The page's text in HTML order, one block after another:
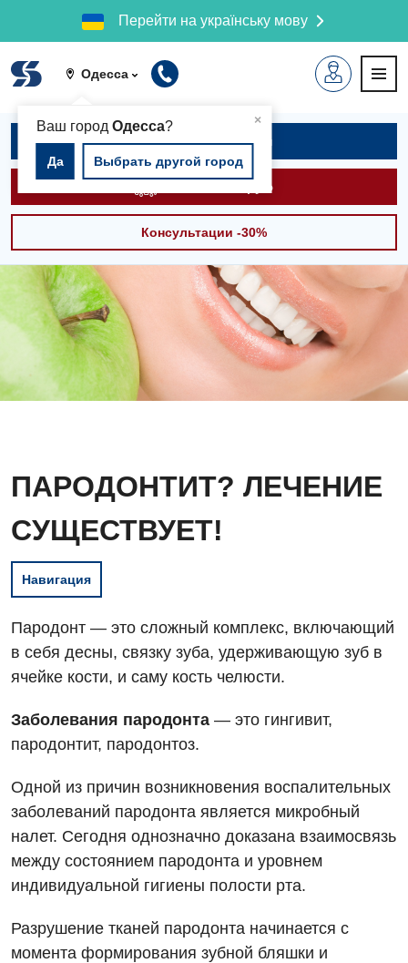
Перейти на українську мову
Одесса
×
Ваш город Одесса?
Да Выбрать другой город
Записаться на приём
Вызвать скорую
Консультации -30%
ПАРОДОНТИТ? ЛЕЧЕНИЕ
СУЩЕСТВУЕТ!
Навигация
Пародонт — это сложный комплекс, включающий
в себя десны, связку зуба, удерживающую зуб в
ячейке кости, и саму кость челюсти.
Заболевания пародонта — это гингивит,
пародонтит, пародонтоз.
Одной из причин возникновения воспалительных
заболеваний пародонта является микробный
налет. Сегодня однозначно доказана взаимосвязь
между состоянием пародонта и уровнем
индивидуальной гигиены полости рта.
Разрушение тканей пародонта начинается с
момента формирования зубной бляшки и